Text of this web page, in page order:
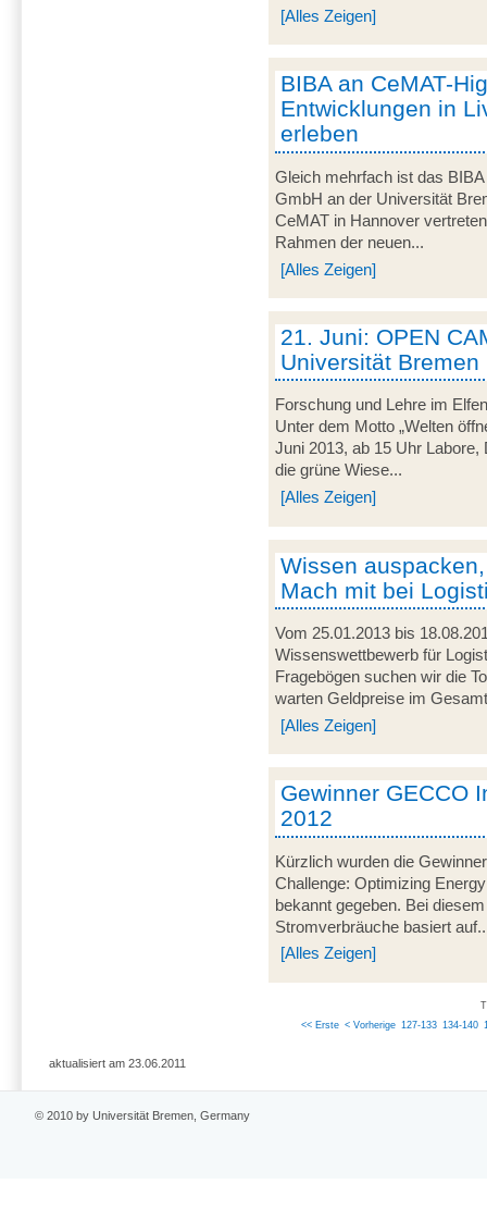
[Alles Zeigen]
BIBA an CeMAT-
Entwicklungen in
erleben
Gleich mehrfach ist das
GmbH an der Universität
CeMAT in Hannover
Rahmen der neuen...
[Alles Zeigen]
21. Juni: OPEN
Universität Bremen
Forschung und Lehre im
Unter dem Motto „Welten
Juni 2013, ab 15 Uhr
die grüne Wiese...
[Alles Zeigen]
Wissen
Mach mit bei
Vom 25.01.2013 bis
Wissenswettbewerb für
Fragebögen suchen wir die
warten Geldpreise im
[Alles Zeigen]
Gewinner GECCO
2012
Kürzlich wurden die
Challenge: Optimizing
bekannt gegeben. Bei
Stromverbräuche basiert
[Alles Zeigen]
<< Erste < Vorherige 127-133 134-140
aktualisiert am 23.06.2011
© 2010 by Universität Bremen, Germany